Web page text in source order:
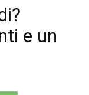
e un